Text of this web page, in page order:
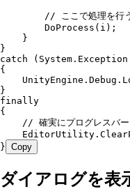
// ここで処理を行
        DoProcess
(i);
    }
}
catch ( System . Exception
{
    UnityEngine
. Debug .
}
finally
{
// 確実にプログレスバー
    EditorUtility
.
} Copy
ダイアログを表